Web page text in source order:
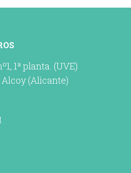
1ª planta. (UVE)
(Alicante)